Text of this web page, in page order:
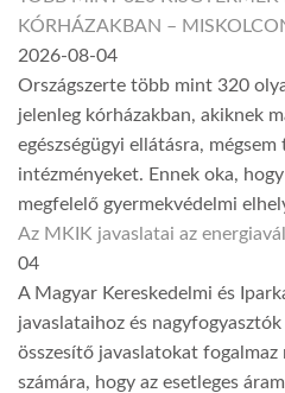
KÓRHÁZAKBAN –
2026-08-04
Országszerte több mint 320
jelenleg kórházakban, akiknek
egészségügyi ellátásra,
intézményeket. Ennek oka,
megfelelő gyermekvédelmi
Az MKIK javaslatai az
04
A Magyar Kereskedelmi és
javaslataihoz és
összesítő javaslatokat fogalmaz
számára, hogy az esetleges